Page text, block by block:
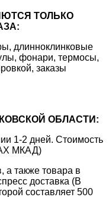
ТОЛЬКО
длинноклинковые
фонари, термосы,
заказы
ОБЛАСТИ:
1-2 дней. Стоимость
МКАД)
а также товара в
доставка (В
составляет 500